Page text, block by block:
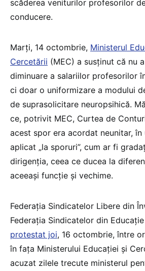
scăderea veniturilor profesorilor
conducere.
Marți, 14 octombrie, Ministerul
Cercetării (MEC) a susținut că nu
diminuare a salariilor profesorilor
ci doar o uniformizare a modului
de suprasolicitare neuropsihică.
ce, potrivit MEC, Curtea de
acest spor era acordat neunitar,
aplicat „la sporuri”, cum ar fi
dirigenția, ceea ce ducea la
aceeași funcție și vechime.
Federația Sindicatelor Libere din
Federația Sindicatelor din Educație
protestat joi, 16 octombrie, între
în fața Ministerului Educației și
acuzat zilele trecute ministerul